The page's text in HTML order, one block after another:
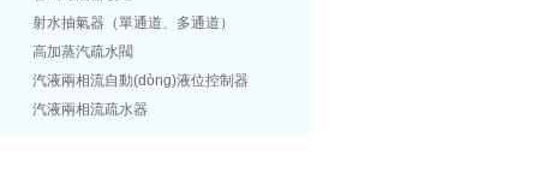
射水抽氣器（單通道、多通道）
高加蒸汽疏水閥
汽液兩相流自動(dòng)液位控制器
汽液兩相流疏水器